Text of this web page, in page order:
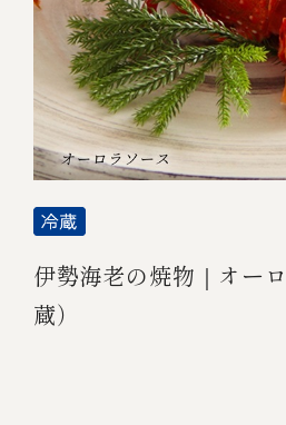
伊勢海老の焼物｜オー
蔵）